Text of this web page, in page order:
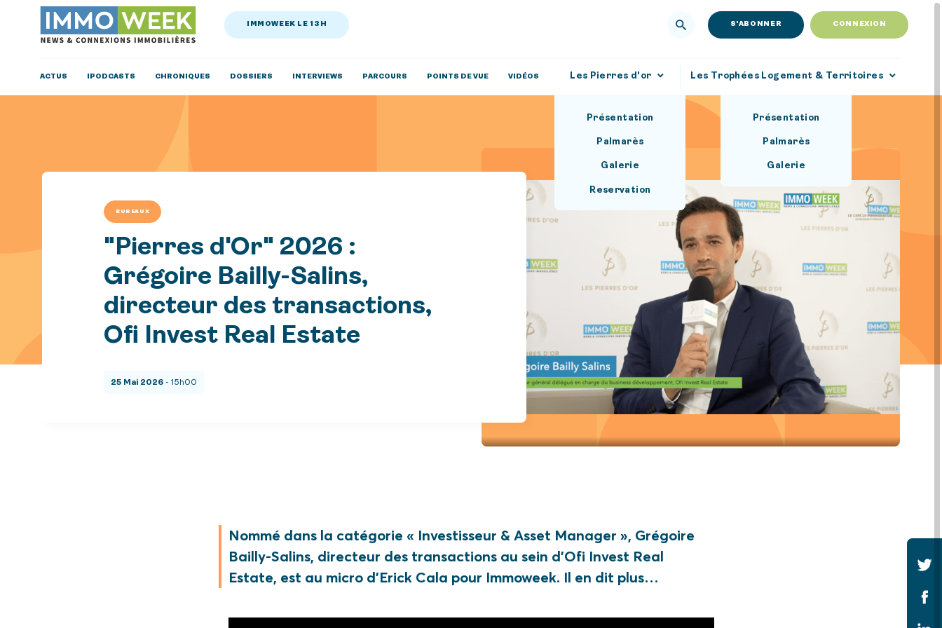
IMMOWEEK LE 13H S'ABONNER CONNEXION
ACTUS IPODCASTS CHRONIQUES DOSSIERS INTERVIEWS PARCOURS POINTS DE VUE VIDÉOS Les Pierres d'or
Présentation
Palmarès
Galerie
Reservation
Les Trophées Logement & Territoires
Présentation
Palmarès
Galerie
BUREAUX
"Pierres d'Or" 2026 :
Grégoire Bailly-Salins,
directeur des transactions,
Ofi Invest Real Estate
25 Mai 2026 - 15h00
Nommé dans la catégorie « Investisseur & Asset Manager », Grégoire
Bailly-Salins, directeur des transactions au sein d’Ofi Invest Real
Estate, est au micro d’Erick Cala pour Immoweek. Il en dit plus…